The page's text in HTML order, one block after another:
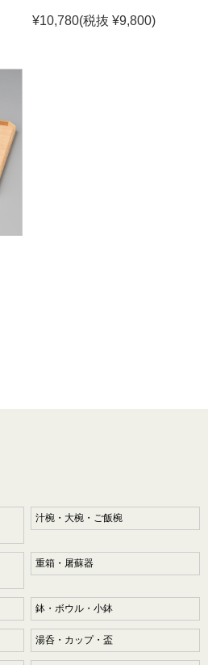
¥10,780(税抜 ¥9,800)
汁椀・大椀・ご飯椀
重箱・屠蘇器
鉢・ボウル・小鉢
湯呑・カップ・盃